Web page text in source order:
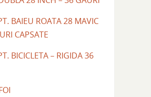
BAIEU ROATA 28 MAVIC
CAPSATE
BICICLETA – RIGIDA 36